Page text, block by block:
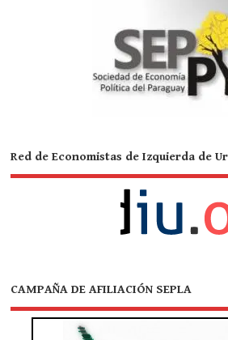
Red de Economistas de Izquierda de
CAMPAÑA DE AFILIACIÓN SEPLA